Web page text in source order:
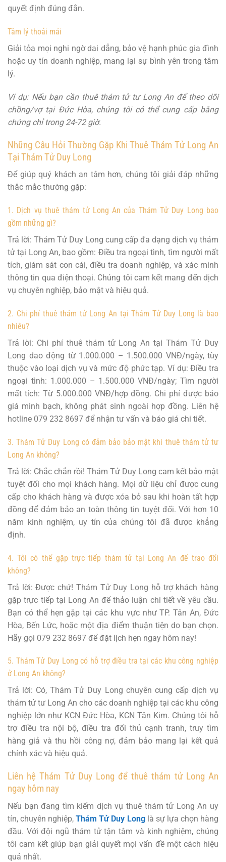
quyết định đúng đắn.
Tâm lý thoải mái
Giải tỏa mọi nghi ngờ dai dẳng, bảo vệ hạnh phúc gia đình
hoặc uy tín doanh nghiệp, mang lại sự bình yên trong tâm
lý.
Ví dụ: Nếu bạn cần thuê thám tử tư Long An để theo dõi
chồng/vợ tại Đức Hòa, chúng tôi có thể cung cấp bằng
chứng chỉ trong 24-72 giờ.
Những Câu Hỏi Thường Gặp Khi Thuê Thám Tử Long An
Tại Thám Tử Duy Long
Để giúp quý khách an tâm hơn, chúng tôi giải đáp những
thắc mắc thường gặp:
1. Dịch vụ thuê thám tử Long An của Thám Tử Duy Long bao
gồm những gì?
Trả lời: Thám Tử Duy Long cung cấp đa dạng dịch vụ thám
tử tại Long An, bao gồm: Điều tra ngoại tình, tìm người mất
tích, giám sát con cái, điều tra doanh nghiệp, và xác minh
thông tin qua điện thoại. Chúng tôi cam kết mang đến dịch
vụ chuyên nghiệp, bảo mật và hiệu quả.
2. Chi phí thuê thám tử Long An tại Thám Tử Duy Long là bao
nhiêu?
Trả lời: Chi phí thuê thám tử Long An tại Thám Tử Duy
Long dao động từ 1.000.000 – 1.500.000 VNĐ/ngày, tùy
thuộc vào loại dịch vụ và mức độ phức tạp. Ví dụ: Điều tra
ngoại tình: 1.000.000 – 1.500.000 VNĐ/ngày; Tìm người
mất tích: Từ 5.000.000 VNĐ/hợp đồng. Chi phí được báo
giá minh bạch, không phát sinh ngoài hợp đồng. Liên hệ
hotline 079 232 8697 để nhận tư vấn và báo giá chi tiết.
3. Thám Tử Duy Long có đảm bảo bảo mật khi thuê thám tử tư
Long An không?
Trả lời: Chắc chắn rồi! Thám Tử Duy Long cam kết bảo mật
tuyệt đối cho mọi khách hàng. Mọi dữ liệu chỉ được cung
cấp cho khách hàng và được xóa bỏ sau khi hoàn tất hợp
đồng để đảm bảo an toàn thông tin tuyệt đối. Với hơn 10
năm kinh nghiệm, uy tín của chúng tôi đã được khẳng
định.
4. Tôi có thể gặp trực tiếp thám tử tại Long An để trao đổi
không?
Trả lời: Được chứ! Thám Tử Duy Long hỗ trợ khách hàng
gặp trực tiếp tại Long An để thảo luận chi tiết về yêu cầu.
Bạn có thể hẹn gặp tại các khu vực như TP. Tân An, Đức
Hòa, Bến Lức, hoặc một địa điểm thuận tiện do bạn chọn.
Hãy gọi 079 232 8697 để đặt lịch hẹn ngay hôm nay!
5. Thám Tử Duy Long có hỗ trợ điều tra tại các khu công nghiệp
ở Long An không?
Trả lời: Có, Thám Tử Duy Long chuyên cung cấp dịch vụ
thám tử tư Long An cho các doanh nghiệp tại các khu công
nghiệp lớn như KCN Đức Hòa, KCN Tân Kim. Chúng tôi hỗ
trợ điều tra nội bộ, điều tra đối thủ cạnh tranh, truy tìm
hàng giả và thu hồi công nợ, đảm bảo mang lại kết quả
chính xác và hiệu quả.
Liên hệ Thám Tử Duy Long để thuê thám tử Long An
ngay hôm nay
Nếu bạn đang tìm kiếm dịch vụ thuê thám tử Long An uy
tín, chuyên nghiệp,Thám Tử Duy Longlà sự lựa chọn hàng
đầu. Với đội ngũ thám tử tận tâm và kinh nghiệm, chúng
tôi cam kết giúp bạn giải quyết mọi vấn đề một cách hiệu
quả nhất.